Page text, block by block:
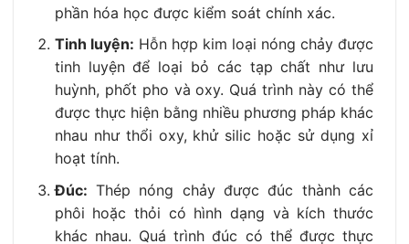
phần hóa học được kiểm soát chính xác.
Tinh luyện: Hỗn hợp kim loại nóng chảy được
tinh luyện để loại bỏ các tạp chất như lưu
huỳnh, phốt pho và oxy. Quá trình này có thể
được thực hiện bằng nhiều phương pháp khác
nhau như thổi oxy, khử silic hoặc sử dụng xỉ
hoạt tính.
Đúc: Thép nóng chảy được đúc thành các
phôi hoặc thỏi có hình dạng và kích thước
khác nhau. Quá trình đúc có thể được thực